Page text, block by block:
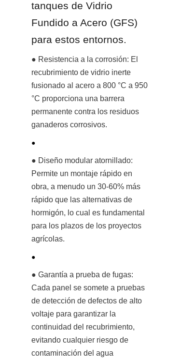
tanques de Vidrio
Fundido a Acero (GFS)
para estos entornos.
● Resistencia a la corrosión: El
recubrimiento de vidrio inerte
fusionado al acero a 800 °C a 950
°C proporciona una barrera
permanente contra los residuos
ganaderos corrosivos.
●
● Diseño modular atornillado:
Permite un montaje rápido en
obra, a menudo un 30-60% más
rápido que las alternativas de
hormigón, lo cual es fundamental
para los plazos de los proyectos
agrícolas.
●
● Garantía a prueba de fugas:
Cada panel se somete a pruebas
de detección de defectos de alto
voltaje para garantizar la
continuidad del recubrimiento,
evitando cualquier riesgo de
contaminación del agua